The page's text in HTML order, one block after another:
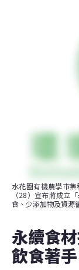
水花園有機農學市
（28）宣布將成立
食、少添加物及資源
永續食
飲食著